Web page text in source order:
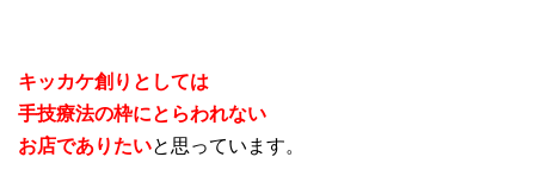
キッカケ創りとしては
手技療法の枠にとらわれない
お店でありたいと思っています。